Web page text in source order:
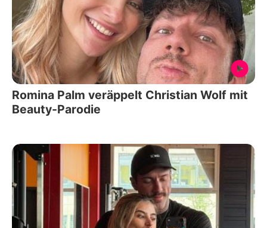
Romina Palm veräppelt Christian Wolf mit
Beauty-Parodie